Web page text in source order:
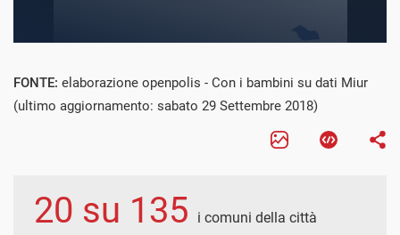
FONTE: elaborazione openpolis - Con i bambini su dati Miur
(ultimo aggiornamento: sabato 29 Settembre 2018)
20 su 135
i comuni della città